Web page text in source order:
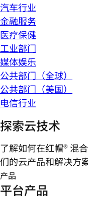
汽车行业
金融服务
医疗保健
工业部门
媒体娱乐
公共部门（全球）
公共部门（美国）
电信行业
探索云技术
了解如何在红帽® 混
们的云产品和解决方案
产品
平台产品